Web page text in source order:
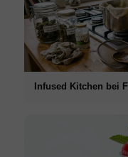
Infused Kitchen bei